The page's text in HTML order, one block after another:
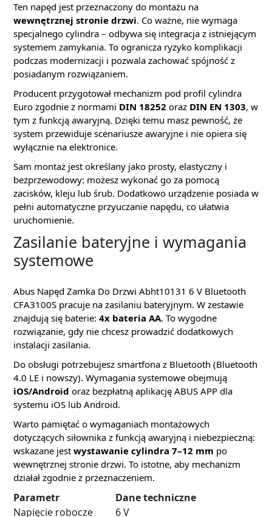
Ten napęd jest przeznaczony do montażu na
wewnętrznej stronie drzwi. Co ważne, nie wymaga
specjalnego cylindra – odbywa się integracja z istniejącym
systemem zamykania. To ogranicza ryzyko komplikacji
podczas modernizacji i pozwala zachować spójność z
posiadanym rozwiązaniem.
Producent przygotował mechanizm pod profil cylindra
Euro zgodnie z normami DIN 18252 oraz DIN EN 1303, w
tym z funkcją awaryjną. Dzięki temu masz pewność, że
system przewiduje scenariusze awaryjne i nie opiera się
wyłącznie na elektronice.
Sam montaż jest określany jako prosty, elastyczny i
bezprzewodowy: możesz wykonać go za pomocą
zacisków, kleju lub śrub. Dodatkowo urządzenie posiada w
pełni automatyczne przyuczanie napędu, co ułatwia
uruchomienie.
Zasilanie bateryjne i wymagania
systemowe
Abus Napęd Zamka Do Drzwi Abht10131 6 V Bluetooth
CFA3100S pracuje na zasilaniu bateryjnym. W zestawie
znajdują się baterie: 4x bateria AA. To wygodne
rozwiązanie, gdy nie chcesz prowadzić dodatkowych
instalacji zasilania.
Do obsługi potrzebujesz smartfona z Bluetooth (Bluetooth
4.0 LE i nowszy). Wymagania systemowe obejmują
iOS/Android oraz bezpłatną aplikację ABUS APP dla
systemu iOS lub Android.
Warto pamiętać o wymaganiach montażowych
dotyczących siłownika z funkcją awaryjną i niebezpieczną:
wskazane jest wystawanie cylindra 7–12 mm po
wewnętrznej stronie drzwi. To istotne, aby mechanizm
działał zgodnie z przeznaczeniem.
Parametr
Dane techniczne
Napięcie robocze
6 V